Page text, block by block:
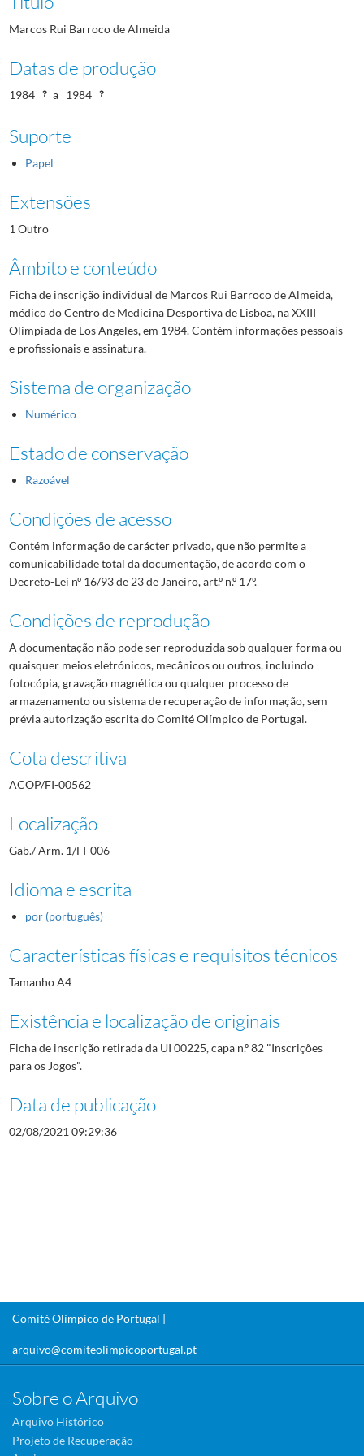
Marcos Rui Barroco de Almeida
Datas de produção
1984 a 1984
Suporte
Papel
Extensões
1 Outro
Âmbito e conteúdo
Ficha de inscrição individual de Marcos Rui Barroco de Almeida,
médico do Centro de Medicina Desportiva de Lisboa, na XXIII
Olimpíada de Los Angeles, em 1984. Contém informações pessoais
e profissionais e assinatura.
Sistema de organização
Numérico
Estado de conservação
Razoável
Condições de acesso
Contém informação de carácter privado, que não permite a
comunicabilidade total da documentação, de acordo com o
Decreto-Lei nº 16/93 de 23 de Janeiro, art.º n.º 17º.
Condições de reprodução
A documentação não pode ser reproduzida sob qualquer forma ou
quaisquer meios eletrónicos, mecânicos ou outros, incluindo
fotocópia, gravação magnética ou qualquer processo de
armazenamento ou sistema de recuperação de informação, sem
prévia autorização escrita do Comité Olímpico de Portugal.
Cota descritiva
ACOP/FI-00562
Localização
Gab./ Arm. 1/FI-006
Idioma e escrita
por (português)
Características físicas e requisitos técnicos
Tamanho A4
Existência e localização de originais
Ficha de inscrição retirada da UI 00225, capa n.º 82 "Inscrições
para os Jogos".
Data de publicação
02/08/2021 09:29:36
Comité Olímpico de Portugal |
arquivo@comiteolimpicoportugal.pt
Sobre o Arquivo
Arquivo Histórico
Projeto de Recuperação